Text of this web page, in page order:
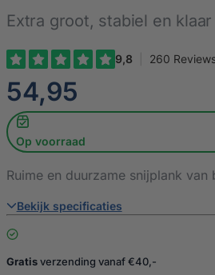
Extra groot, stabiel en
€
54,95
Op voorraad
Ruime en duurzame snijplank
Bekijk specificaties
Gratisverzending vanaf €40,-